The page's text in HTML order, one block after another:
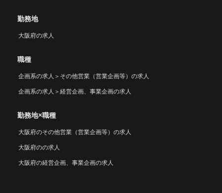
勤務地
大阪府の求人
職種
企画系の求人 ＞ その他営業（営業企画等）の求人
企画系の求人 ＞ 経営企画、事業企画の求人
勤務地×職種
大阪府のその他営業（営業企画等）の求人
大阪府のの求人
大阪府の経営企画、事業企画の求人